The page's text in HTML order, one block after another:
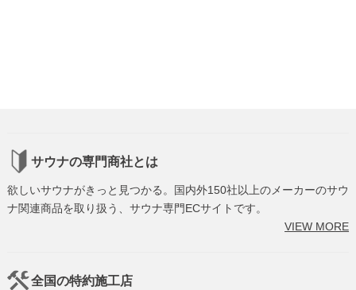
サウナの専門商社とは
欲しいサウナがきっと見つかる。国内外150社以上のメーカーのサウ
ナ関連商品を取り扱う、サウナ専門ECサイトです。
VIEW MORE
全国の特約施工店